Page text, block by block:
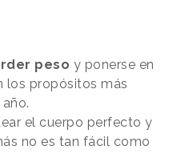
peso y ponerse en
los propósitos más
el cuerpo perfecto y
no es tan fácil como